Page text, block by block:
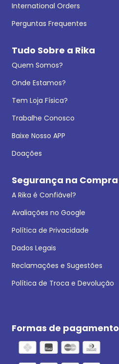
International Orders
Perguntas Frequentes
Tudo Sobre a Rika
Quem Somos?
Onde Estamos?
Tem Loja Física?
Trabalhe Conosco
Baixe Nosso APP
Doações
Segurança na Compra
A Rika é Confiável?
Avaliações no Google
Política de Privacidade
Dados Legais
Reclamações e Sugestões
Política de Troca e Devolução
Formas de pagamento